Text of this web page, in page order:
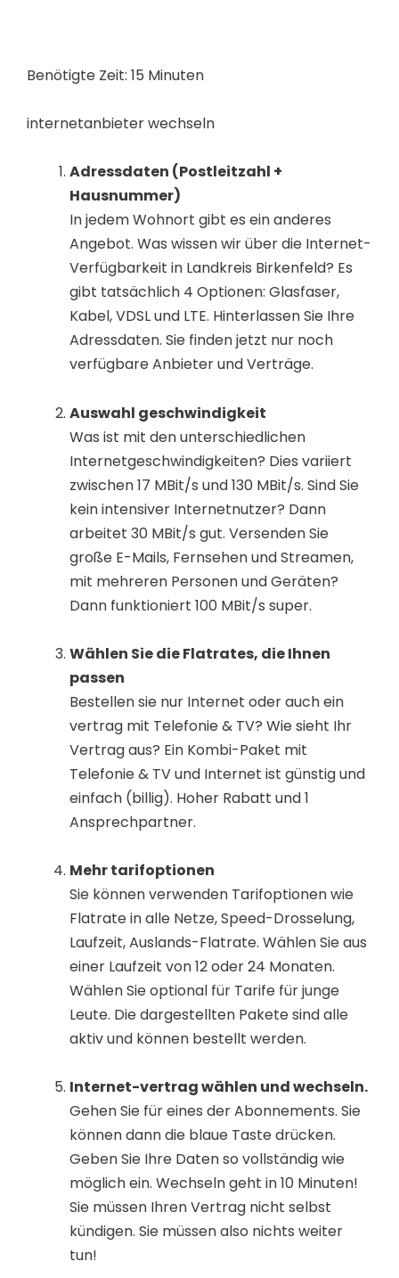
Benötigte Zeit: 15 Minuten
internetanbieter wechseln
Adressdaten (Postleitzahl +
Hausnummer)
In jedem Wohnort gibt es ein anderes
Angebot. Was wissen wir über die Internet-
Verfügbarkeit in Landkreis Birkenfeld? Es
gibt tatsächlich 4 Optionen: Glasfaser,
Kabel, VDSL und LTE. Hinterlassen Sie Ihre
Adressdaten. Sie finden jetzt nur noch
verfügbare Anbieter und Verträge.
Auswahl geschwindigkeit
Was ist mit den unterschiedlichen
Internetgeschwindigkeiten? Dies variiert
zwischen 17 MBit/s und 130 MBit/s. Sind Sie
kein intensiver Internetnutzer? Dann
arbeitet 30 MBit/s gut. Versenden Sie
große E-Mails, Fernsehen und Streamen,
mit mehreren Personen und Geräten?
Dann funktioniert 100 MBit/s super.
Wählen Sie die Flatrates, die Ihnen
passen
Bestellen sie nur Internet oder auch ein
vertrag mit Telefonie & TV? Wie sieht Ihr
Vertrag aus? Ein Kombi-Paket mit
Telefonie & TV und Internet ist günstig und
einfach (billig). Hoher Rabatt und 1
Ansprechpartner.
Mehr tarifoptionen
Sie können verwenden Tarifoptionen wie
Flatrate in alle Netze, Speed-Drosselung,
Laufzeit, Auslands-Flatrate. Wählen Sie aus
einer Laufzeit von 12 oder 24 Monaten.
Wählen Sie optional für Tarife für junge
Leute. Die dargestellten Pakete sind alle
aktiv und können bestellt werden.
Internet-vertrag wählen und wechseln.
Gehen Sie für eines der Abonnements. Sie
können dann die blaue Taste drücken.
Geben Sie Ihre Daten so vollständig wie
möglich ein. Wechseln geht in 10 Minuten!
Sie müssen Ihren Vertrag nicht selbst
kündigen. Sie müssen also nichts weiter
tun!